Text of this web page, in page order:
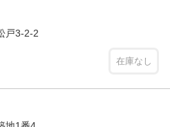
戸3-2-2
在庫なし